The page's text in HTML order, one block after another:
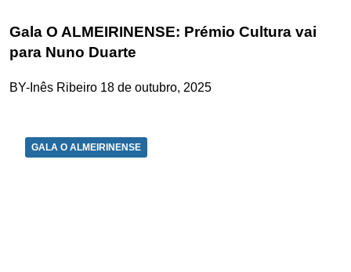
Gala O ALMEIRINENSE: Prémio Cultura vai
para Nuno Duarte
BY-Inês Ribeiro 18 de outubro, 2025
GALA O ALMEIRINENSE